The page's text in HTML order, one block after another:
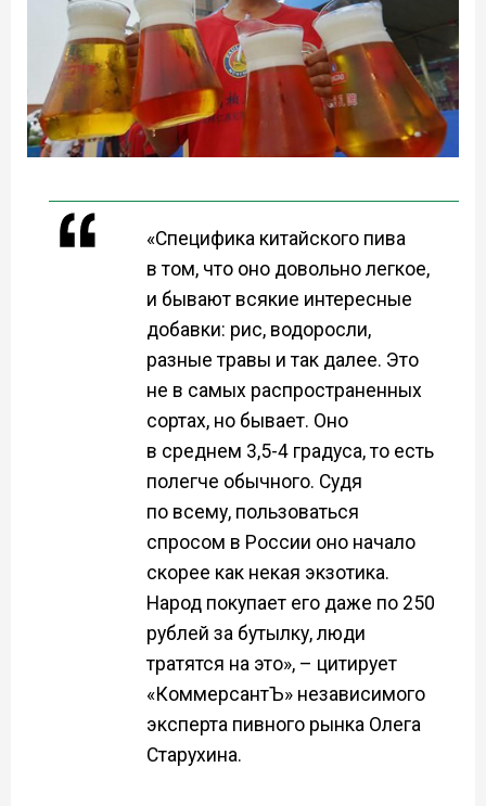
«Специфика китайского пива
в том, что оно довольно легкое,
и бывают всякие интересные
добавки: рис, водоросли,
разные травы и так далее. Это
не в самых распространенных
сортах, но бывает. Оно
в среднем 3,5-4 градуса, то есть
полегче обычного. Судя
по всему, пользоваться
спросом в России оно начало
скорее как некая экзотика.
Народ покупает его даже по 250
рублей за бутылку, люди
тратятся на это», – цитирует
«КоммерсантЪ» независимого
эксперта пивного рынка Олега
Старухина.